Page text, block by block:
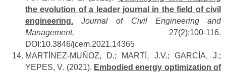
the evolution of a leader journal in the field of civil
engineering.
Journal of Civil Engineering and
Management, 27(2):100-116.
DOI:10.3846/jcem.2021.14365
MARTÍNEZ-MUÑOZ, D.; MARTÍ, J.V.; GARCÍA, J.;
YEPES, V. (2021). Embodied energy optimization of